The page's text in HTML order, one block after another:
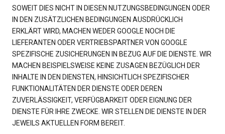
SOWEIT DIES NICHT IN DIESEN NUTZUNGSBEDINGUNGEN ODER
IN DEN ZUSÄTZLICHEN BEDINGUNGEN AUSDRÜCKLICH
ERKLÄRT WIRD, MACHEN WEDER GOOGLE NOCH DIE
LIEFERANTEN ODER VERTRIEBSPARTNER VON GOOGLE
SPEZIFISCHE ZUSICHERUNGEN IN BEZUG AUF DIE DIENSTE. WIR
MACHEN BEISPIELSWEISE KEINE ZUSAGEN BEZÜGLICH DER
INHALTE IN DEN DIENSTEN, HINSICHTLICH SPEZIFISCHER
FUNKTIONALITÄTEN DER DIENSTE ODER DEREN
ZUVERLÄSSIGKEIT, VERFÜGBARKEIT ODER EIGNUNG DER
DIENSTE FÜR IHRE ZWECKE. WIR STELLEN DIE DIENSTE IN DER
JEWEILS AKTUELLEN FORM BEREIT.